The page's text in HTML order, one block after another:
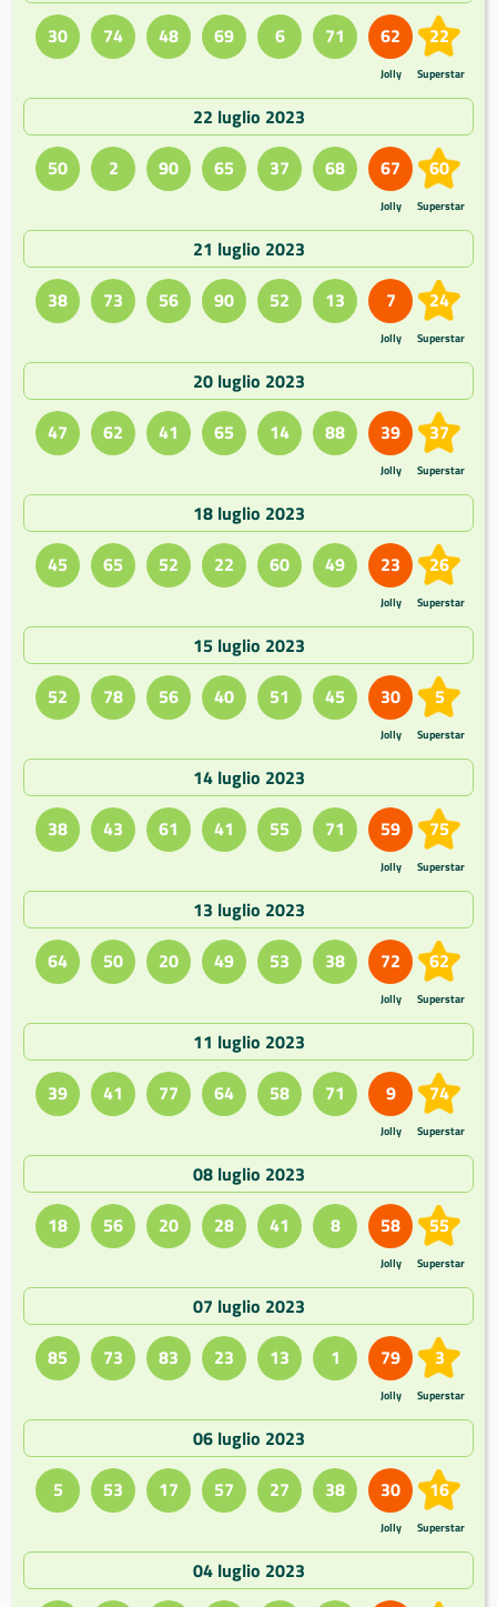
30
74 48 69 6 71 62
Jolly
22
Superstar
22 luglio 2023
50
2 90 65 37 68 67
Jolly
60
Superstar
21 luglio 2023
38
73 56 90 52 13 7
Jolly
24
Superstar
20 luglio 2023
47
62 41 65 14 88 39
Jolly
37
Superstar
18 luglio 2023
45
65 52 22 60 49 23
Jolly
26
Superstar
15 luglio 2023
52
78 56 40 51 45 30
Jolly
5
Superstar
14 luglio 2023
38
43 61 41 55 71 59
Jolly
75
Superstar
13 luglio 2023
64
50 20 49 53 38 72
Jolly
62
Superstar
11 luglio 2023
39
41 77 64 58 71 9
Jolly
74
Superstar
08 luglio 2023
18
56 20 28 41 8 58
Jolly
55
Superstar
07 luglio 2023
85
73 83 23 13 1 79
Jolly
3
Superstar
06 luglio 2023
5
53 17 57 27 38 30
Jolly
16
Superstar
04 luglio 2023